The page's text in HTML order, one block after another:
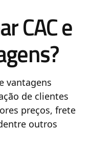
CAC e
vantagens
de clientes
preços, frete
outros